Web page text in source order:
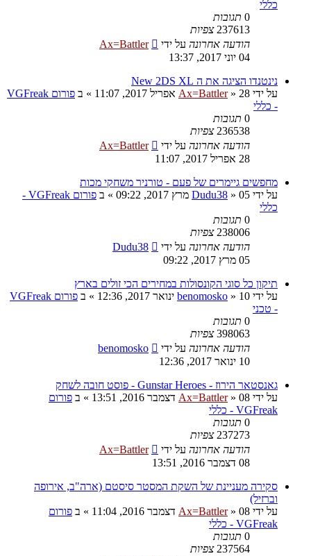
כללי
0 תגובות
237613 צפיות
הודעה אחרונה על ידי
Ax=Battler
04 יוני 2017, 13:37
נינטנדו הציגה את ה New 2DS XL
על ידי
Ax=Battler» 28 אפריל 2017, 11:07 » ב
פורום VGFreak
- כללי
0 תגובות
236538 צפיות
הודעה אחרונה על ידי
Ax=Battler
28 אפריל 2017, 11:07
מחפשים גיימרים של פעם - טורניר משחקי מכות
על ידי
Dudu38 » 05 מרץ 2017, 09:22 » ב
פורום VGFreak -
כללי
0 תגובות
238006 צפיות
הודעה אחרונה על ידי
Dudu38
05 מרץ 2017, 09:22
תיקון כל סוגי הקונסולות במחירים הכי זולים בארץ
על ידי
benomosko » 10 ינואר 2017, 12:36 » ב
פורום VGFreak
- טכני
0 תגובות
398063 צפיות
הודעה אחרונה על ידי
benomosko
10 ינואר 2017, 12:36
גאנסטאר הירוז - Gunstar Heroes - פוסט חובה לשחק
על ידי
Ax=Battler» 08 דצמבר 2016, 13:51 » ב פורום
VGFreak - כללי
0 תגובות
237273 צפיות
הודעה אחרונה על ידי
Ax=Battler
08 דצמבר 2016, 13:51
סקירה מעניינת של השקת המסטר סיסטם (ארה"ב, אירופה
וברזיל)
על ידי
Ax=Battler» 08 דצמבר 2016, 11:04 » ב פורום
VGFreak - כללי
0 תגובות
237564 צפיות